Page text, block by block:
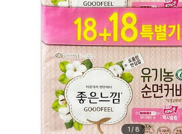
1 / 8